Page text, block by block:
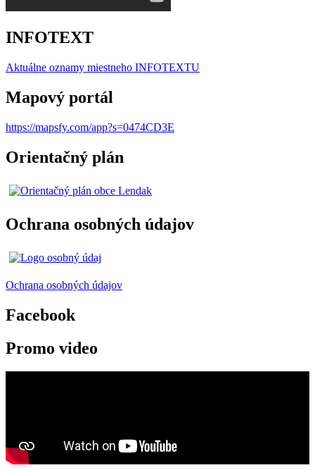
INFOTEXT
Aktuálne oznamy miestneho INFOTEXTU
Mapový portál
https://mapsfy.com/app?s=0474CD3E
Orientačný plán
Ochrana osobných údajov
Ochrana osobných údajov
Facebook
Promo video